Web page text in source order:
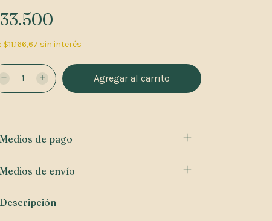
$11.166,67 sin interés
Medios de pago
Medios de envío
Descripción